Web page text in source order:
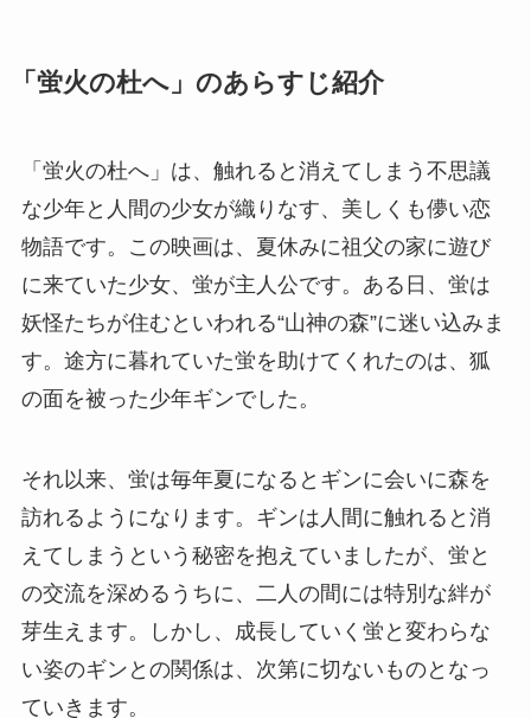
「蛍火の杜へ」のあらすじ紹介
「蛍火の杜へ」は、触れると消えてしまう不思議
な少年と人間の少女が織りなす、美しくも儚い恋
物語です。この映画は、夏休みに祖父の家に遊び
に来ていた少女、蛍が主人公です。ある日、蛍は
妖怪たちが住むといわれる“山神の森”に迷い込みま
す。途方に暮れていた蛍を助けてくれたのは、狐
の面を被った少年ギンでした。
それ以来、蛍は毎年夏になるとギンに会いに森を
訪れるようになります。ギンは人間に触れると消
えてしまうという秘密を抱えていましたが、蛍と
の交流を深めるうちに、二人の間には特別な絆が
芽生えます。しかし、成長していく蛍と変わらな
い姿のギンとの関係は、次第に切ないものとなっ
ていきます。